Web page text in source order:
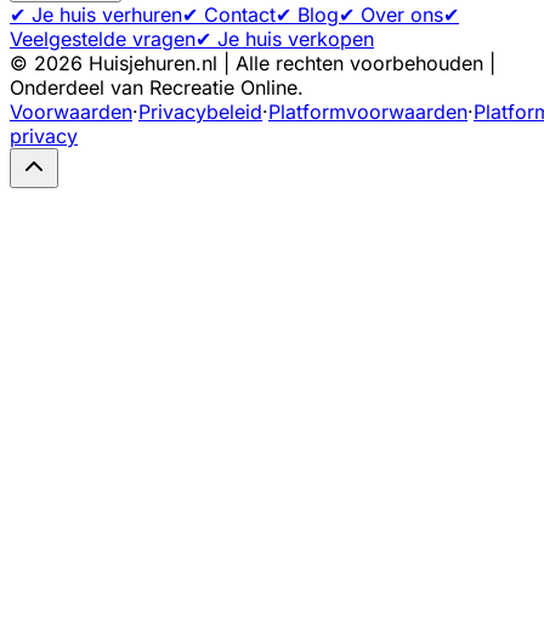
✔ Je huis verhuren✔ Contact✔ Blog✔ Over ons✔
Veelgestelde vragen✔ Je huis verkopen
© 2026 Huisjehuren.nl | Alle rechten voorbehouden |
Onderdeel van Recreatie Online.
Voorwaarden·Privacybeleid·Platformvoorwaarden·
privacy